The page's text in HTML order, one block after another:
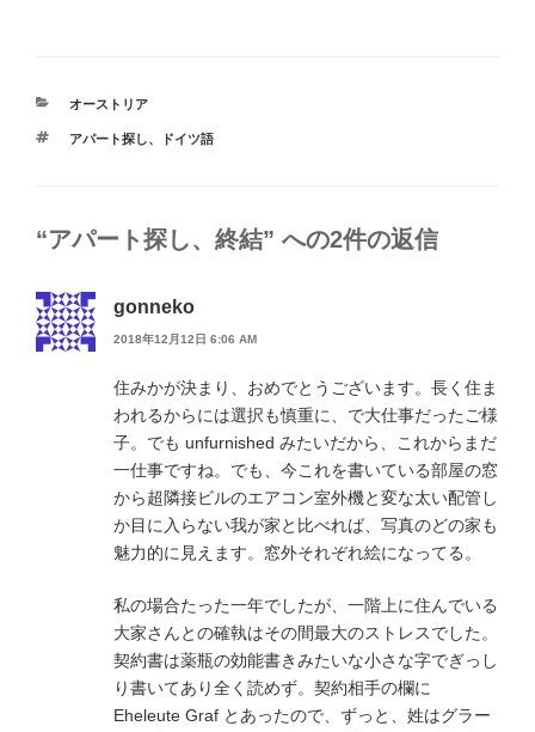
カ
ゴ
オーストリア
タ
アパート探し、 ドイツ語
“アパート探し、終結” への2件の返信
gonneko
2018年12月12日 6:06 AM
住みかが決まり、おめでとうございます。長く住ま
われるからには選択も慎重に、で大仕事だったご様
子。でも unfurnished みたいだから、これからまだ
一仕事ですね。でも、今これを書いている部屋の窓
から超隣接ビルのエアコン室外機と変な太い配管し
か目に入らない我が家と比べれば、写真のどの家も
魅力的に見えます。窓外それぞれ絵になってる。
私の場合たった一年でしたが、一階上に住んでいる
大家さんとの確執はその間最大のストレスでした。
契約書は薬瓶の効能書きみたいな小さな字でぎっし
り書いてあり全く読めず。契約相手の欄に
Eheleute Graf とあったので、ずっと、姓はグラー